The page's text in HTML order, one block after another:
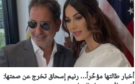
أخبار طالتها مؤخّراً… رنيم إسحاق تخرج عن صمتها: